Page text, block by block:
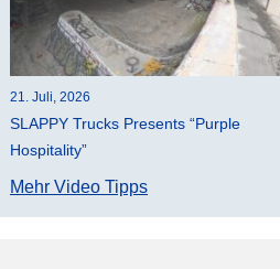
21. Juli, 2026
SLAPPY Trucks Presents “Purple
Hospitality”
Mehr Video Tipps